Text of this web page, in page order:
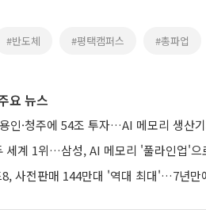
#반도체 #평택캠퍼스 #총파업
요 뉴스
인·청주에 54조 투자…AI 메모리 생산
세계 1위…삼성, AI 메모리 '풀라인업'으
사전판매 144만대 '역대 최대'…7년만